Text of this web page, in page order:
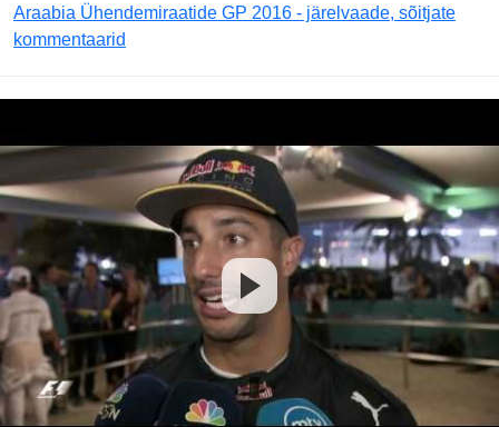
Araabia Ühendemiraatide GP 2016 - järelvaade, sõitjate
kommentaarid